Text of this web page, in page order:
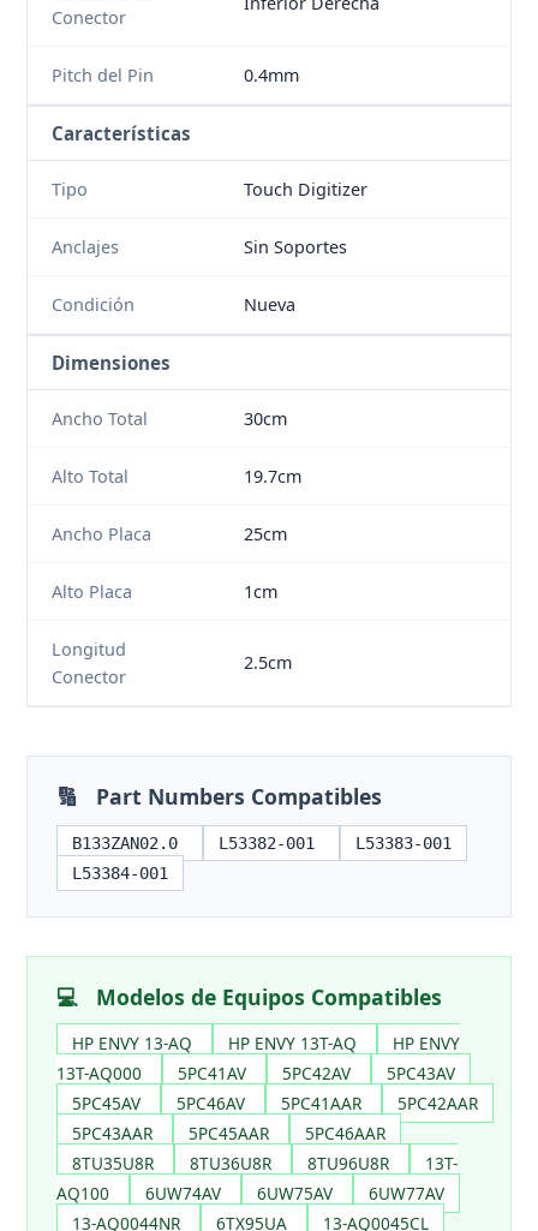
Conector
Pitch del Pin 0.4mm
Características
Tipo Touch Digitizer
Anclajes Sin Soportes
Condición Nueva
Dimensiones
Ancho Total 30cm
Alto Total 19.7cm
Ancho Placa 25cm
Alto Placa 1cm
Longitud
Conector
2.5cm
🔢 Part Numbers Compatibles
B133ZAN02.0 L53382-001
L53383-001
L53384-001
💻 Modelos de Equipos Compatibles
HP ENVY 13-AQ HP ENVY 13T-AQ
HP ENVY
13T-AQ000
5PC41AV 5PC42AV
5PC43AV
5PC45AV
5PC46AV 5PC41AAR
5PC42AAR
5PC43AAR
5PC45AAR
5PC46AAR
8TU35U8R
8TU36U8R 8TU96U8R
13T-
AQ100
6UW74AV 6UW75AV
6UW77AV
13-AQ0044NR
6TX95UA 13-AQ0045CL